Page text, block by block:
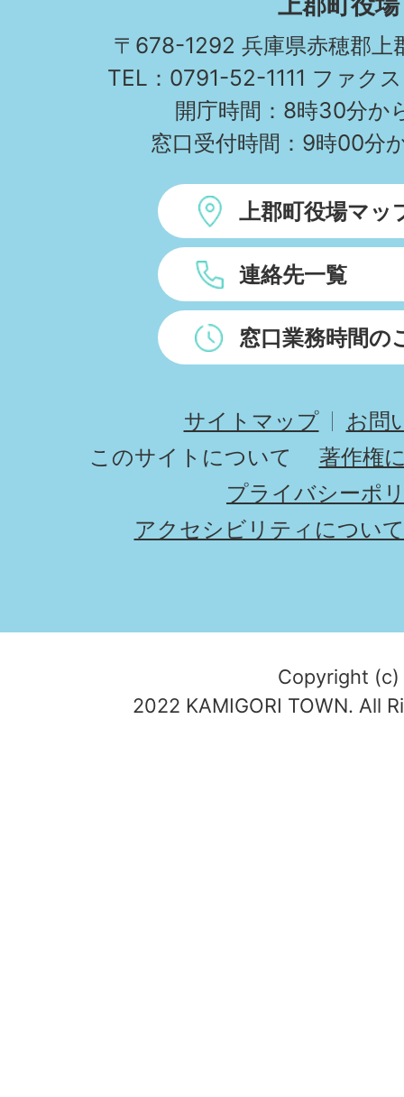
TOWN
〒678-1292 兵庫県赤穂郡上
TEL：0791-52-1111 ファク
開庁時間：8時30分か
窓口受付時間：9時00分
上郡町役場マッ
連絡先一覧
窓口業務時間の
サイトマップ
お問
このサイトについて
著作権
プライバシーポ
アクセシビリティについて
Copyright (c)
2022 KAMIGORI TOWN. All